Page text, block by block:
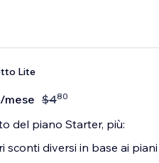
Lite
/mese $480
del piano Starter, più:
sconti diversi in base ai piani